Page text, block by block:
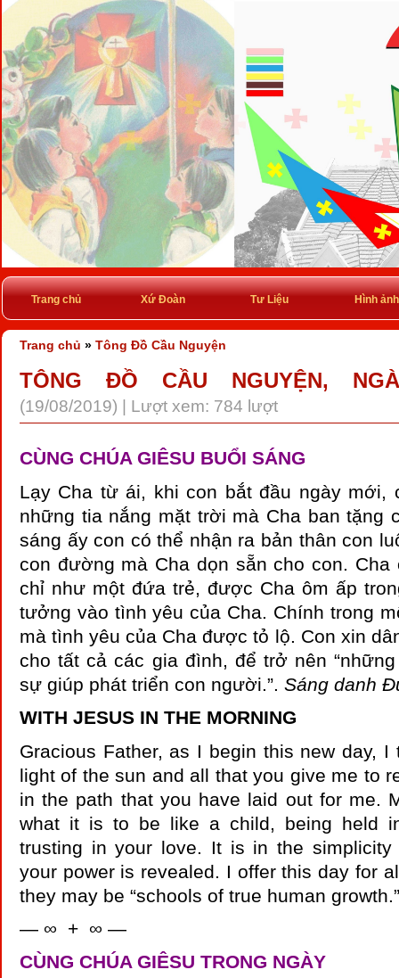
Trang chủ Xứ Đoàn Tư Liệu Hình ảnh
Trang chủ » Tông Đồ Cầu Nguyện
TÔNG ĐỒ CẦU NGUYỆN,
(19/08/2019) | Lượt xem: 784 lượt
CÙNG CHÚA GIÊSU BUỔI SÁNG
Lạy Cha từ ái, khi con bắt đầu ngày mới,
những tia nắng mặt trời mà Cha ban tặng
sáng ấy con có thể nhận ra bản thân con
con đường mà Cha dọn sẵn cho con.
chỉ như một đứa trẻ, được Cha ôm ấp
tưởng vào tình yêu của Cha. Chính trong
mà tình yêu của Cha được tỏ lộ. Con xin
cho tất cả các gia đình, để trở nên
sự giúp phát triển con người.”. Sáng danh
WITH JESUS IN THE MORNING
Gracious Father, as I begin this new day, I
light of the sun and all that you give me to
in the path that you have laid out for me.
what it is to be like a child, being held
trusting in your love. It is in the
your power is revealed. I offer this day for
they may be “schools of true human
— ∞ + ∞ —
CÙNG CHÚA GIÊSU TRONG NGÀY